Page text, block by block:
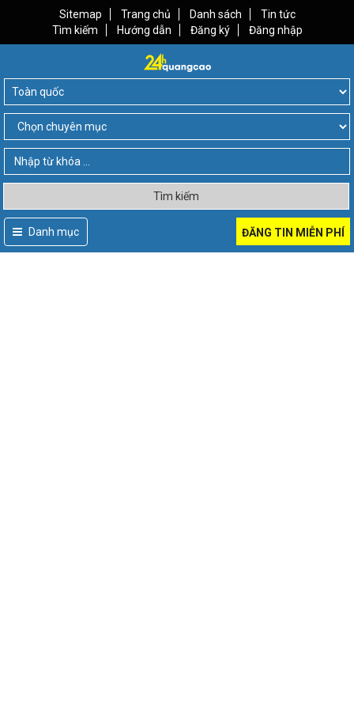
Sitemap Trang chủ Danh sách
Tin tức
Tìm kiếm
Hướng dẫn Đăng ký Đăng nhập
Tìm kiếm
Danh mục ĐĂNG TIN MIỄN PHÍ